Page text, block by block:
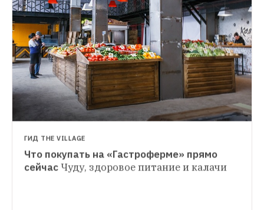
НОВОЕ МЕСТО
На Верхней Радищевской откроется
гриль-ресторан Edge от владельцев
Lambic и Too MuchЗапуск проекта
запланирован на середину марта
ОТКРЫТИЯ НЕДЕЛИ
Яки, русская кухня и крабы Главные
ГИД THE VILLAGE
Что покупать на «Гастроферме» прямо
сейчасЧуду, здоровое питание и калачи